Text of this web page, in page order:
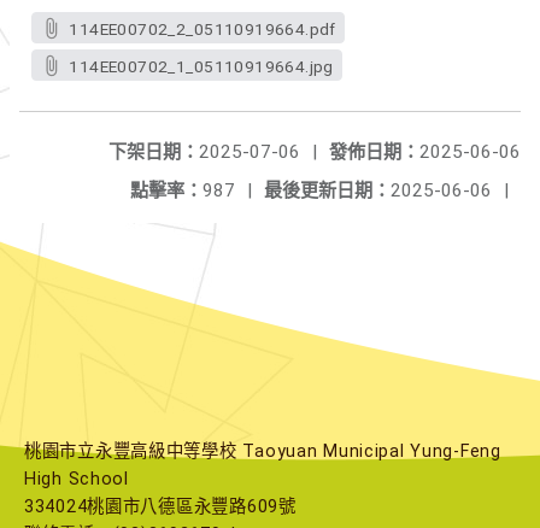
114EE00702_2_05110919664.pdf
114EE00702_1_05110919664.jpg
發佈日期： 2025-06-06
下架日期： 2025-07-06
|
最後更新日期： 2025-06-06 |
點擊率： 987 |
桃園市立永豐高級中等學校 Taoyuan Municipal Yung-Feng
High School
334024桃園市八德區永豐路609號